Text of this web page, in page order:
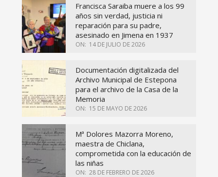
Francisca Saraiba muere a los 99
años sin verdad, justicia ni
reparación para su padre,
asesinado en Jimena en 1937
ON: 14 DE JULIO DE 2026
Documentación digitalizada del
Archivo Municipal de Estepona
para el archivo de la Casa de la
Memoria
ON: 15 DE MAYO DE 2026
Mª Dolores Mazorra Moreno,
maestra de Chiclana,
comprometida con la educación de
las niñas
ON: 28 DE FEBRERO DE 2026